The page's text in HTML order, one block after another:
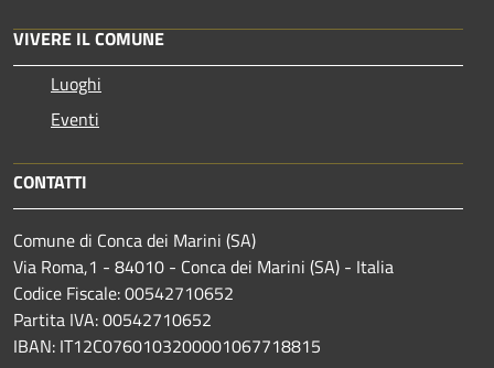
VIVERE IL COMUNE
Luoghi
Eventi
CONTATTI
Comune di Conca dei Marini (SA)
Via Roma,1 - 84010 - Conca dei Marini (SA) - Italia
Codice Fiscale: 00542710652
Partita IVA: 00542710652
IBAN: IT12C0760103200001067718815